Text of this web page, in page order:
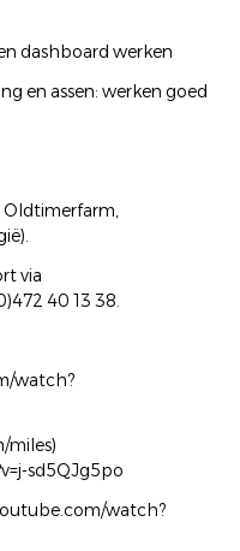
dashboard werken
en assen: werken goed
Oldtimerfarm,
via
40 13 38.
watch?
miles)
sd5QJg5po
watch?